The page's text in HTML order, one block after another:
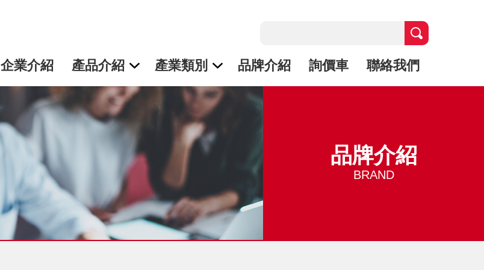
企業介紹 產品介紹 產業類別 品牌介紹 詢價車 聯絡我們
品牌介紹
BRAND